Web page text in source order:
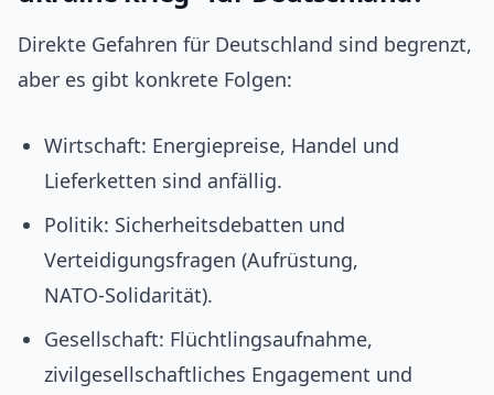
Direkte Gefahren für Deutschland sind begrenzt,
aber es gibt konkrete Folgen:
Wirtschaft: Energiepreise, Handel und
Lieferketten sind anfällig.
Politik: Sicherheitsdebatten und
Verteidigungsfragen (Aufrüstung,
NATO‑Solidarität).
Gesellschaft: Flüchtlingsaufnahme,
zivilgesellschaftliches Engagement und